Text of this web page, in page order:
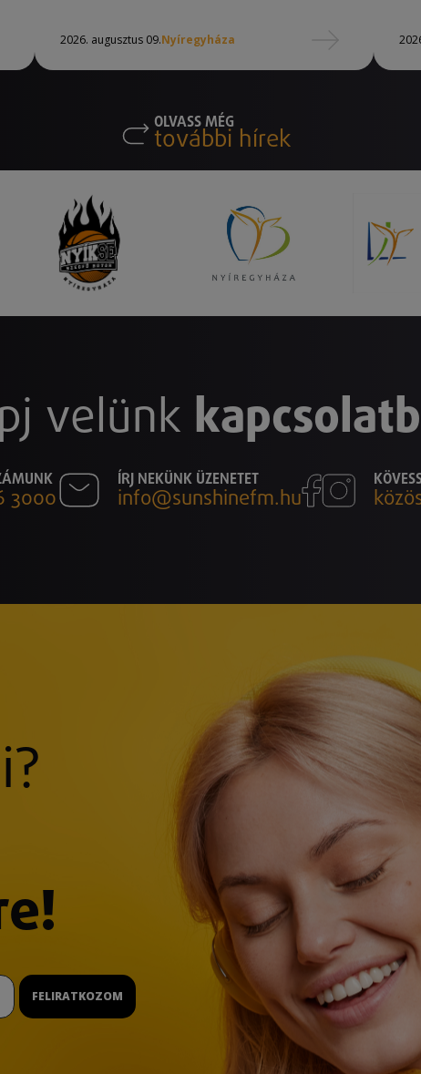
2026. augusztus 09.Nyíregyháza
OLVASS MÉG
további hírek
velünk
3000
ÍRJ NEKÜNK ÜZENETET
info@sunshinefm.hu
FELIRATKOZOM